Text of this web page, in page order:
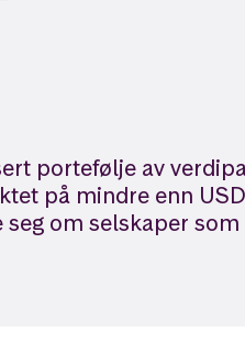
portefølje av
på mindre enn
om selskaper